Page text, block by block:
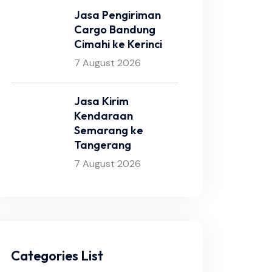
Jasa Pengiriman
Cargo Bandung
Cimahi ke Kerinci
7 August 2026
Jasa Kirim
Kendaraan
Semarang ke
Tangerang
7 August 2026
Categories List